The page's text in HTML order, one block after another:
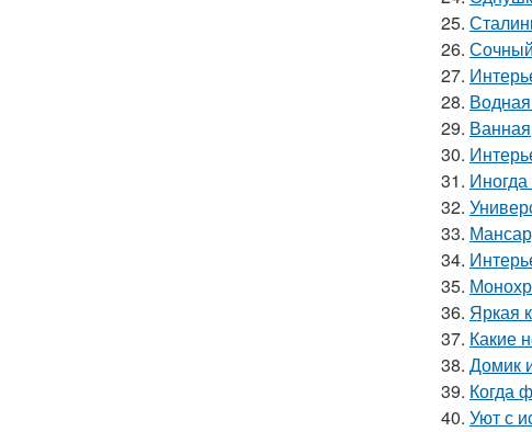
25.
26.
27.
28.
29.
30.
31.
32.
33.
34.
35.
36. Яркая
37. Какие
38. Домик
39. Когда
40. Уют с